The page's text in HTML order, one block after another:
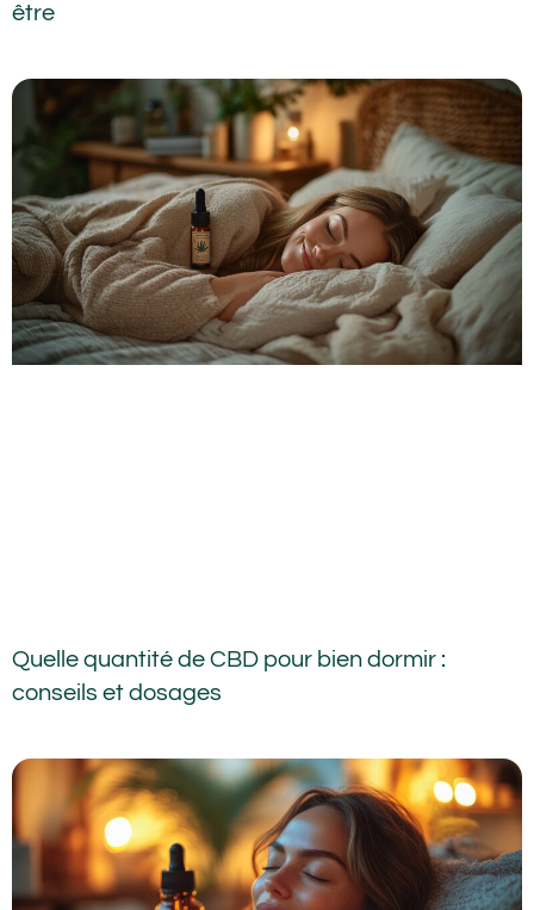
être
Quelle quantité de CBD pour bien dormir :
conseils et dosages